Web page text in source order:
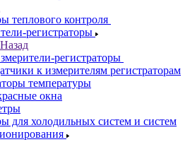
теплового контроля
регистраторы
Назад
регистраторы
к измерителям регистраторам
температуры
окна
для холодильных систем и систем